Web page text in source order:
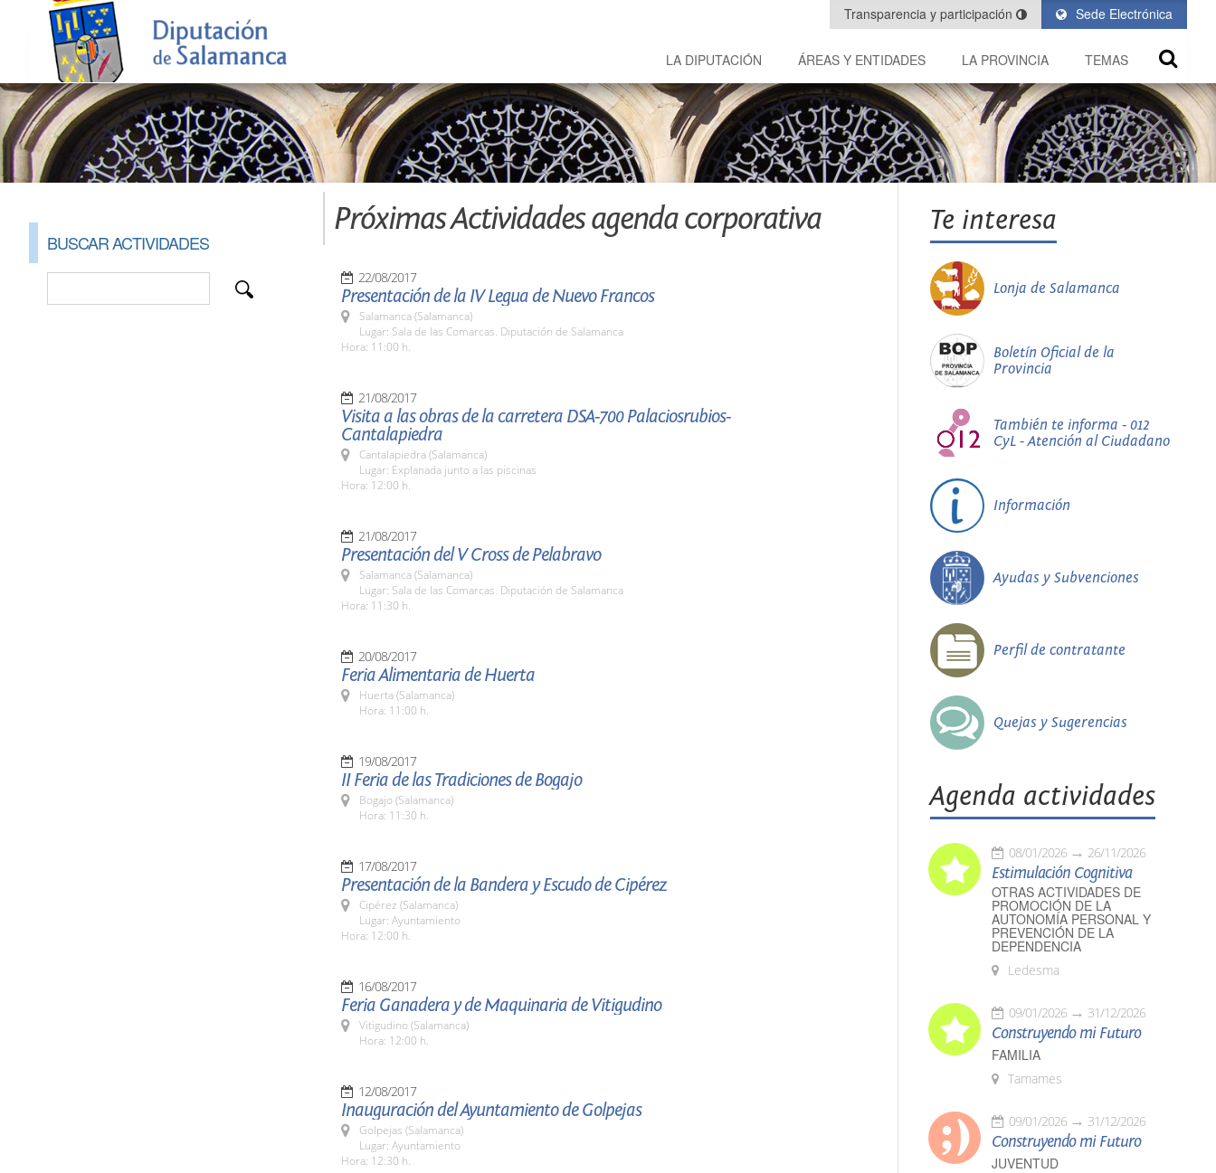
Sede Electrónica
Transparencia y participación
LA DIPUTACIÓN ÁREAS Y ENTIDADES LA PROVINCIA TEMAS
BUSCAR ACTIVIDADES
Próximas Actividades agenda corporativa
22/08/2017
Presentación de la IV Legua de Nuevo Francos
Salamanca (Salamanca)
Lugar: Sala de las Comarcas. Diputación de Salamanca
Hora: 11:00 h.
21/08/2017
Visita a las obras de la carretera DSA-700 Palaciosrubios-
Cantalapiedra
Cantalapiedra (Salamanca)
Lugar: Explanada junto a las piscinas
Hora: 12:00 h.
21/08/2017
Presentación del V Cross de Pelabravo
Salamanca (Salamanca)
Lugar: Sala de las Comarcas. Diputación de Salamanca
Hora: 11:30 h.
20/08/2017
Feria Alimentaria de Huerta
Huerta (Salamanca)
Hora: 11:00 h.
19/08/2017
II Feria de las Tradiciones de Bogajo
Bogajo (Salamanca)
Hora: 11:30 h.
17/08/2017
Presentación de la Bandera y Escudo de Cipérez
Cipérez (Salamanca)
Lugar: Ayuntamiento
Hora: 12:00 h.
16/08/2017
Feria Ganadera y de Maquinaria de Vitigudino
Vitigudino (Salamanca)
Hora: 12:00 h.
12/08/2017
Inauguración del Ayuntamiento de Golpejas
Golpejas (Salamanca)
Lugar: Ayuntamiento
Hora: 12:30 h.
Te interesa
Lonja de Salamanca
Boletín Oficial de la
Provincia
También te informa - 012
CyL - Atención al Ciudadano
Información
Ayudas y Subvenciones
Perfil de contratante
Quejas y Sugerencias
Agenda actividades
08/01/2026 26/11/2026
Estimulación Cognitiva
OTRAS ACTIVIDADES DE
PROMOCIÓN DE LA
AUTONOMÍA PERSONAL Y
PREVENCIÓN DE LA
DEPENDENCIA
Ledesma
09/01/2026 31/12/2026
Construyendo mi Futuro
FAMILIA
Tamames
09/01/2026 31/12/2026
Construyendo mi Futuro
JUVENTUD